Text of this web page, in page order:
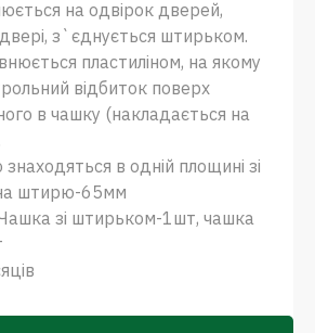
на одвірок дверей,
з`єднується штирьком.
пластиліном, на якому
відбиток поверх
в чашку (накладається на
в одній площині зі
штирю-65мм
зі штирьком-1шт, чашка